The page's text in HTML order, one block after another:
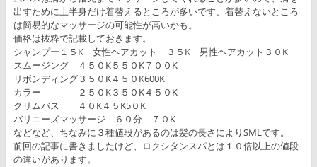
出すために上半身だけ着替えるところが多いです、着替えないところ
は簡易的なマッサージの可能性が高いかも。
価格は抜粋で記載しておきます。
シャンプー１５K 女性ヘアカット ３５K 男性ヘアカット３０K
スムージング ４５０K５５０K７００K
リボンディング３５０K４５０K600K
カラー ２５０K３５０K４５０K
クリムバス ４０K４５K5０K
バリニーズマッサージ ６０分 ７０K
などなど、ちなみに３種値段があるのは髪の長さによりSMLです。
前回の記事に書きましたけど、ロクシタンスパとは１０倍以上の値段
の違いがあります。